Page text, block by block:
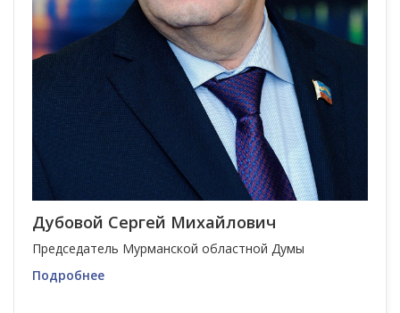
Дубовой Сергей Михайлович
Председатель Мурманской областной Думы
Подробнее